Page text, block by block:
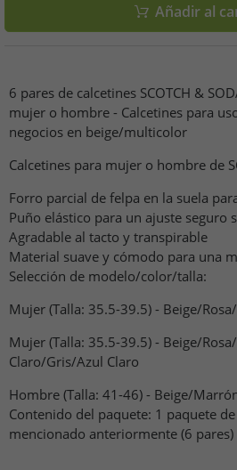
Añadir al
6 pares de calcetines SCOTCH &
mujer o hombre - Calcetines para
negocios en beige/multicolor
Calcetines para mujer o hombre de
Forro parcial de felpa en la suela
Puño elástico para un ajuste seguro
Agradable al tacto y transpirable
Material suave y cómodo para una
Selección de modelo/color/talla:
Mujer (Talla: 35.5-39.5) - Beige/
Mujer (Talla: 35.5-39.5) - Beige/
Claro/Gris/Azul Claro
Hombre (Talla: 41-46) - Beige/
Contenido del paquete: 1 paquete
mencionado anteriormente (6 pares)